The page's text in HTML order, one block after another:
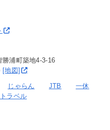
那智勝浦町築地4-3-16
[地図]
じゃらん JTB
一休
ラベル